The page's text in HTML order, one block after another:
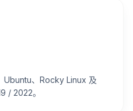
Ubuntu、Rocky Linux 及
/ 2022。